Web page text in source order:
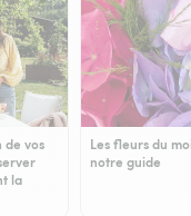
de vos
la
Les fleurs du
notre guide